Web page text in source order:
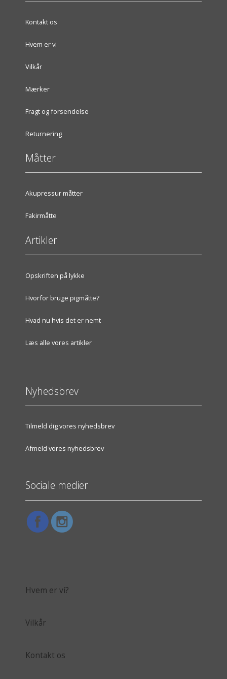
Kontakt os
Hvem er vi
Vilkår
Mærker
Fragt og forsendelse
Returnering
Måtter
Akupressur måtter
Fakirmåtte
Artikler
Opskriften på lykke
Hvorfor bruge pigmåtte?
Hvad nu hvis det er nemt
Læs alle vores artikler
Nyhedsbrev
Tilmeld dig vores nyhedsbrev
Afmeld vores nyhedsbrev
Sociale medier
Hvem er vi?
Vilkår
Kontakt os